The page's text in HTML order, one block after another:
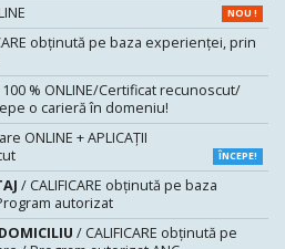
NOU !
obținută pe baza experienței, prin
% ONLINE/Certificat recunoscut/
o carieră în domeniu!
ONLINE + APLICAȚII
ÎNCEPE!
/ CALIFICARE obținută pe baza
autorizat
/ CALIFICARE obținută pe